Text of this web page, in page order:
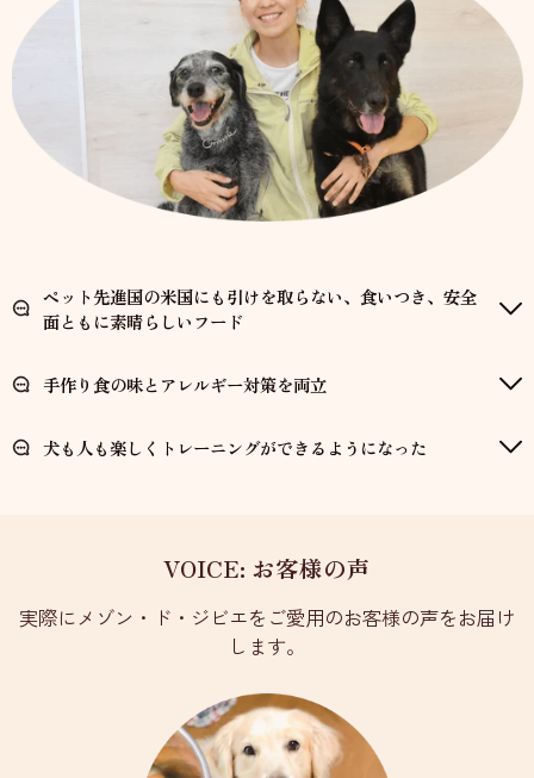
ペット先進国の米国にも引けを取らない、食いつき、安全
面ともに素晴らしいフード
手作り食の味とアレルギー対策を両立
犬も人も楽しくトレーニングができるようになった
VOICE: お客様の声
実際にメゾン・ド・ジビエをご愛用のお客様の声をお届け
します。